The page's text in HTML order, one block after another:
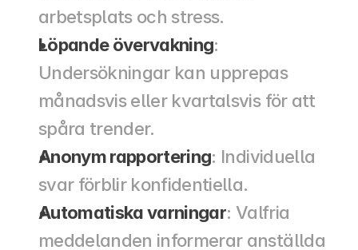
arbetsplats och stress.
Löpande övervakning:
Undersökningar kan upprepas
månadsvis eller kvartalsvis för att
spåra trender.
Anonym rapportering: Individuella
svar förblir konfidentiella.
Automatiska varningar: Valfria
meddelanden informerar anställda